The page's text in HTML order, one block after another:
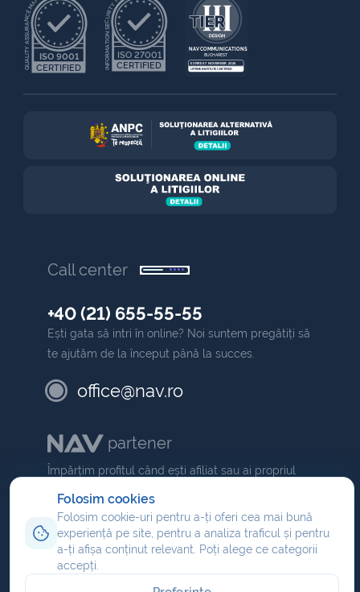
Folosim cookies
Folosim cookie-uri pentru a-ți oferi cea mai bună
experiență pe site, pentru a analiza traficul și pentru
a-ți afișa conținut relevant. Poți alege ce categorii
accepți.
ISO 9001
QUALITY ASSURANCE MANAGEMENT
CERTIFIED
ISO 27001
INFORMATION SECURITY MANAGEMENT
CERTIFIED
NAV COMMUNICATIONS
BUCHAREST
EXPIRES 7 NOVEMBER 2025
UPTIME INSTITUTE CERTIFIED
Call center
+40 (21) 655-55-55
Ești gata să intri în online? Noi suntem pregătiți să
te ajutăm de la început până la succes.
office@nav.ro
partener
Împărțim profitul când ești afiliat sau ai propriul
comision dacă ești partener
Program de afiliere
Reseller hosting
Partener domenii